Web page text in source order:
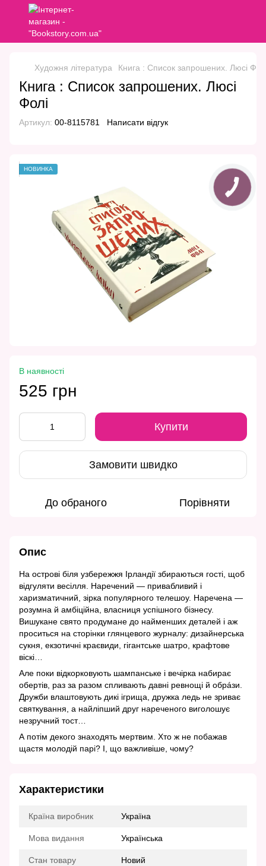
Художня література Книга : Список запрошених. Люсі
Книга : Список запрошених. Люсі
Фолі
Артикул: 00-8115781 Написати відгук
НОВИНКА
В наявності
525 грн
Купити
Замовити швидко
До обраного Порівняти
Опис
На острові біля узбережжя Ірландії збираються гості, щоб
відгуляти весілля. Наречений — привабливий і
харизматичний, зірка популярного телешоу. Наречена —
розумна й амбіційна, власниця успішного бізнесу.
Вишукане свято продумане до найменших деталей і аж
проситься на сторінки глянцевого журналу: дизайнерська
сукня, екзотичні краєвиди, гігантське шатро, крафтове
віскі…
Але поки відкорковують шампанське і вечірка набирає
обертів, раз за разом спливають давні ревнощі й обрáзи.
Дружби влаштовують дикі ігрища, дружка ледь не зриває
святкування, а найліпший друг нареченого виголошує
незручний тост…
А потім декого знаходять мертвим. Хто ж не побажав
щастя молодій парі? І, що важливіше, чому?
Характеристики
Країна виробник Україна
Мова видання Українська
Стан товару Новий